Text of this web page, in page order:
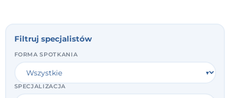
Filtruj specjalistów
FORMA SPOTKANIA
SPECJALIZACJA